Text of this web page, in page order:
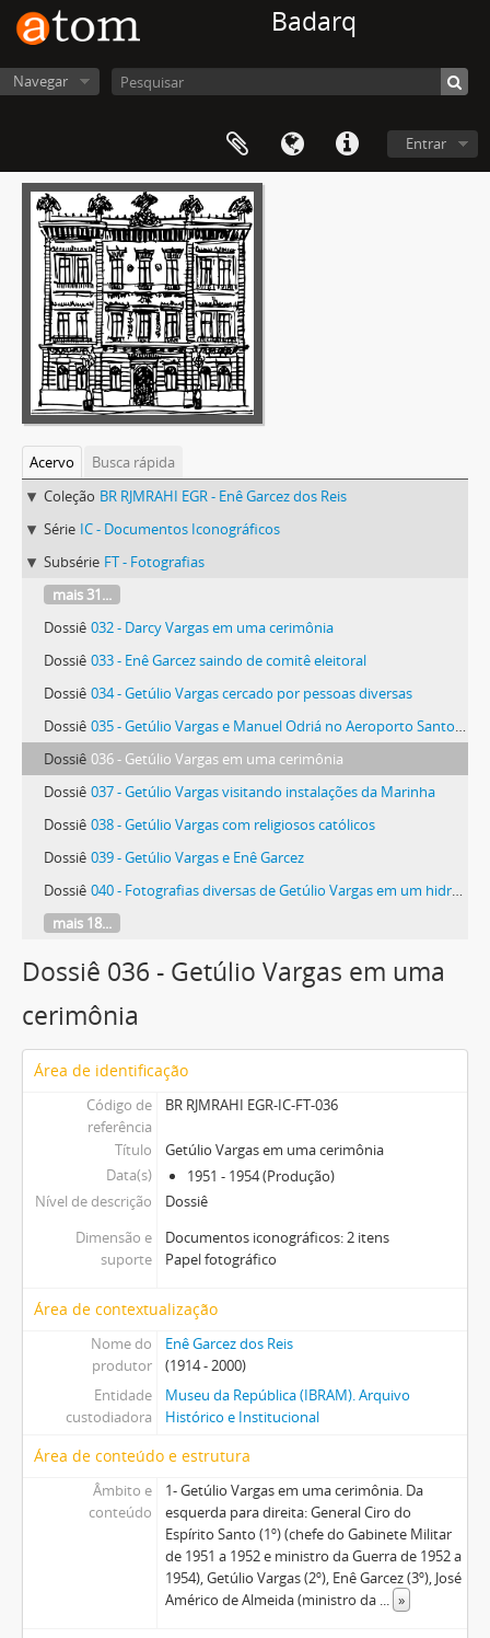
Badarq
Navegar
Entrar
Acervo
Busca rápida
Coleção BR RJMRAHI EGR - Enê Garcez dos Reis
Série IC - Documentos Iconográficos
Subsérie FT - Fotografias
mais 31...
Dossiê 032 - Darcy Vargas em uma cerimônia
Dossiê 033 - Enê Garcez saindo de comitê eleitoral
Dossiê 034 - Getúlio Vargas cercado por pessoas diversas
Dossiê 035 - Getúlio Vargas e Manuel Odriá no Aeroporto Santos Dumont (Rio de Janeiro, RJ)
Dossiê 036 - Getúlio Vargas em uma cerimônia
Dossiê 037 - Getúlio Vargas visitando instalações da Marinha
Dossiê 038 - Getúlio Vargas com religiosos católicos
Dossiê 039 - Getúlio Vargas e Enê Garcez
Dossiê 040 - Fotografias diversas de Getúlio Vargas em um hidroavião e em um avião
mais 18...
Dossiê 036 - Getúlio Vargas em uma
cerimônia
Área de identificação
Código de
referência
BR RJMRAHI EGR-IC-FT-036
Título
Getúlio Vargas em uma cerimônia
Data(s)
1951 - 1954 (Produção)
Nível de descrição
Dossiê
Dimensão e
suporte
Documentos iconográficos: 2 itens
Papel fotográfico
Área de contextualização
Nome do
produtor
Enê Garcez dos Reis
(1914 - 2000)
Entidade
custodiadora
Museu da República (IBRAM). Arquivo
Histórico e Institucional
Área de conteúdo e estrutura
Âmbito e
conteúdo
1- Getúlio Vargas em uma cerimônia. Da
esquerda para direita: General Ciro do
Espírito Santo (1º) (chefe do Gabinete Militar
de 1951 a 1952 e ministro da Guerra de 1952 a
1954), Getúlio Vargas (2º), Enê Garcez (3º), José
Américo de Almeida (ministro da ... »